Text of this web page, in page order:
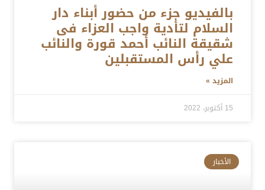
بالفيديو جزء من حضور أبناء دار
السلام لتأدية واجب العزاء فى
شقيقة النائب أحمد قورة والنائب
علي رأس المستقبلين
المزيد »
15 أكتوبر، 2022
الأخبار